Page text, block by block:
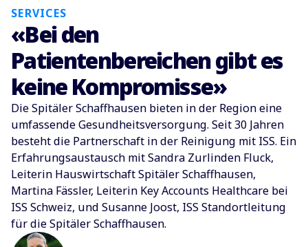
SERVICES
«Bei den
Patientenbereichen gibt es
keine Kompromisse»
Die Spitäler Schaffhausen bieten in der Region eine
umfassende Gesundheitsversorgung. Seit 30 Jahren
besteht die Partnerschaft in der Reinigung mit ISS. Ein
Erfahrungsaustausch mit Sandra Zurlinden Fluck,
Leiterin Hauswirtschaft Spitäler Schaffhausen,
Martina Fässler, Leiterin Key Accounts Healthcare bei
ISS Schweiz, und Susanne Joost, ISS Standortleitung
für die Spitäler Schaffhausen.